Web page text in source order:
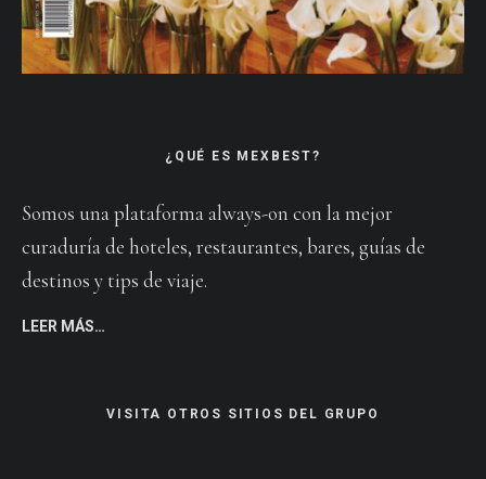
¿QUÉ ES MEXBEST?
Somos una plataforma always-on con la mejor
curaduría de hoteles, restaurantes, bares, guías de
destinos y tips de viaje.
LEER MÁS…
VISITA OTROS SITIOS DEL GRUPO